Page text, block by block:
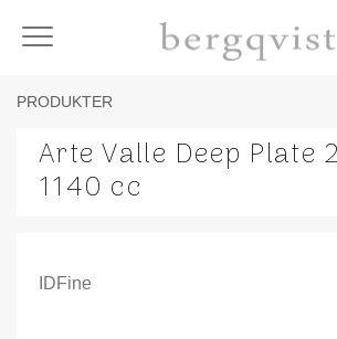
Meny
PRODUKTER
Arte Valle Deep Plate
1140 cc
IDFine